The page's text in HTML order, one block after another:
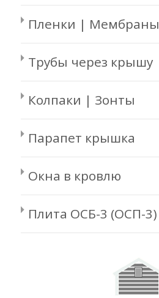
Пленки | Мембраны
Трубы через крышу
Колпаки | Зонты
Парапет крышка
Окна в кровлю
Плита ОСБ-3 (ОСП-3)